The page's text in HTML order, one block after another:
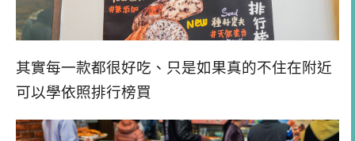
其實每一款都很好吃、只是如果真的不住在附近
可以學依照排行榜買